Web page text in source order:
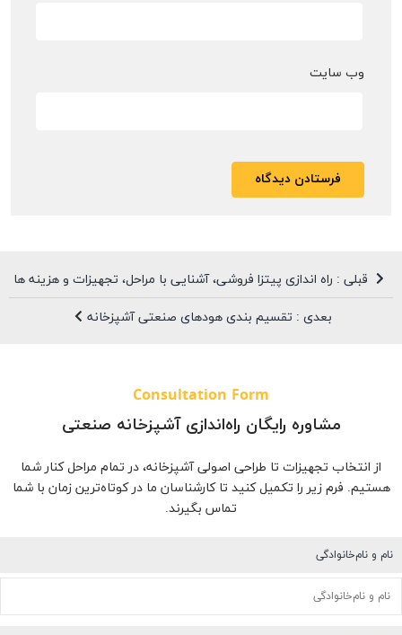
وب‌ سایت
قبلی : راه اندازی پیتزا فروشی، آشنایی با مراحل، تجهیزات و هزینه ها
بعدی : تقسیم بندی هودهای صنعتی آشپزخانه
Consultation Form
مشاوره رایگان راه‌اندازی آشپزخانه صنعتی
از انتخاب تجهیزات تا طراحی اصولی آشپزخانه، در تمام مراحل کنار شما
هستیم. فرم زیر را تکمیل کنید تا کارشناسان ما در کوتاه‌ترین زمان با شما
تماس بگیرند.
نام و نام‌خانوادگی